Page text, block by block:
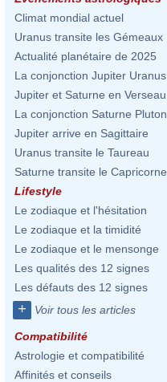
Climat mondial actuel
Uranus transite les Gémeaux
Actualité planétaire de 2025
La conjonction Jupiter Uranus
Jupiter et Saturne en Verseau
La conjonction Saturne Pluton
Jupiter arrive en Sagittaire
Uranus transite le Taureau
Saturne transite le Capricorne
Lifestyle
Le zodiaque et l'hésitation
Le zodiaque et la timidité
Le zodiaque et le mensonge
Les qualités des 12 signes
Les défauts des 12 signes
+ Voir tous les articles
Compatibilité
Astrologie et compatibilité
Affinités et conseils